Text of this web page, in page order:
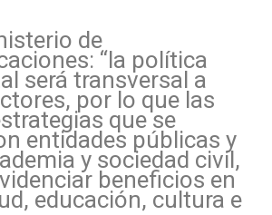
de
“la política
será transversal a
por lo que las
que se
entidades públicas y
y sociedad civil,
beneficios en
educación, cultura e